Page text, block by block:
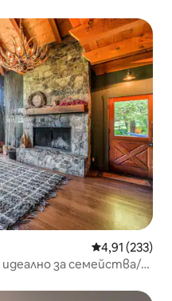
Средна
4,91 (233)
идеално за семейства/